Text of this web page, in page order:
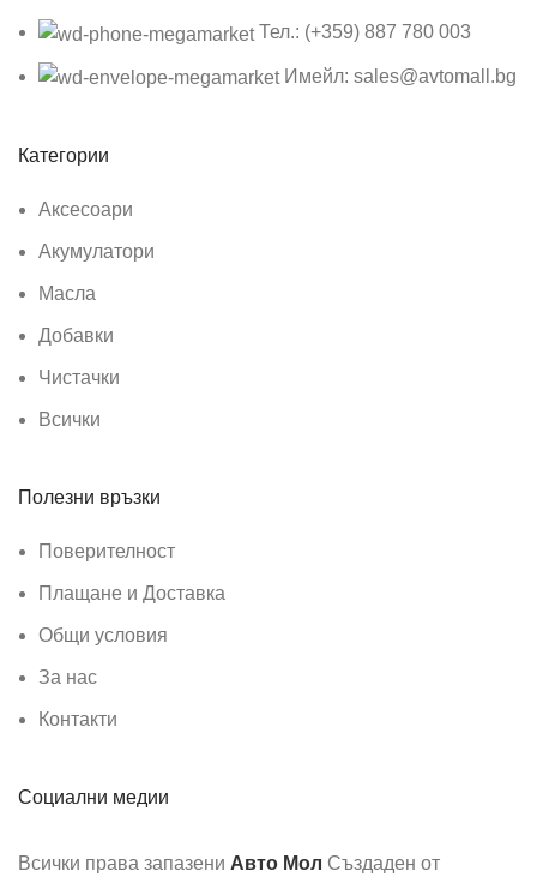
Тел.: (+359) 887 780 003
Имейл: sales@avtomall.bg
Категории
Аксесоари
Акумулатори
Масла
Добавки
Чистачки
Всички
Полезни връзки
Поверителност
Плащане и Доставка
Общи условия
За нас
Контакти
Социални медии
Всички права запазени Авто Мол Създаден от